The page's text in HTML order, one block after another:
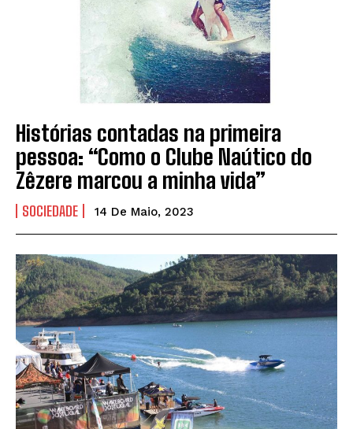
Histórias contadas na primeira
pessoa: “Como o Clube Naútico do
Zêzere marcou a minha vida”
SOCIEDADE 14 De Maio, 2023